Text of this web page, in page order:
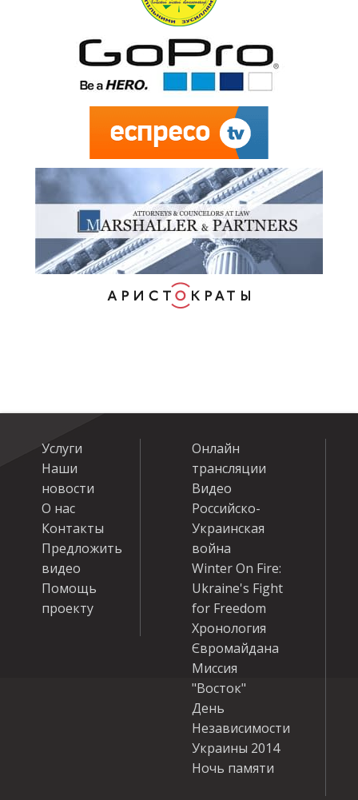
Услуги
Наши
новости
О нас
Контакты
Предложить
видео
Помощь
проекту
Онлайн
трансляции
Видео
Российско-
Украинская
война
Winter On Fire:
Ukraine's Fight
for Freedom
Хронология
Євромайдана
Миссия
"Восток"
День
Независимости
Украины 2014
Ночь памяти